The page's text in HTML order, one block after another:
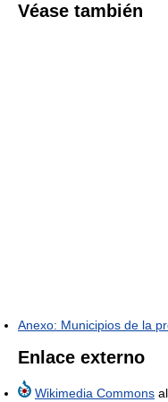
Véase también
Anexo: Municipios de la
Enlace externo
Wikimedia Commons